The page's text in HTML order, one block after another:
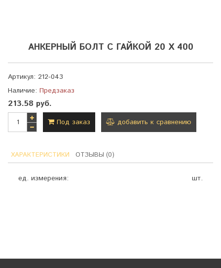
АНКЕРНЫЙ БОЛТ С ГАЙКОЙ 20 Х 400
Артикул: 212-043
Наличие: Предзаказ
213.58 руб.
Под заказ добавить к сравнению
ХАРАКТЕРИСТИКИ ОТЗЫВЫ (0)
ед. измерения: шт.